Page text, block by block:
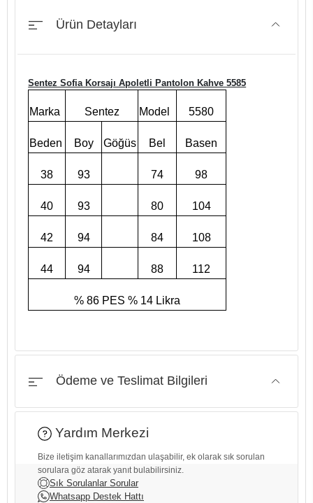
Ürün Detayları
Sentez Sofia Korsajı Apoletli Pantolon Kahve 5585
Marka Sentez Model 5580
Beden Boy Göğüs Bel Basen
38 93 74 98
40 93 80 104
42 94 84 108
44 94 88 112
% 86 PES % 14 Likra
Ödeme ve Teslimat Bilgileri
Yardım Merkezi
Bize iletişim kanallarımızdan ulaşabilir, ek olarak sık sorulan
sorulara göz atarak yanıt bulabilirsiniz.
Sık Sorulanlar Sorular
Whatsapp Destek Hattı